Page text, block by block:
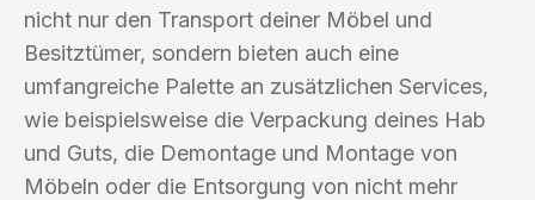
nicht nur den Transport deiner Möbel und
Besitztümer, sondern bieten auch eine
umfangreiche Palette an zusätzlichen Services,
wie beispielsweise die Verpackung deines Hab
und Guts, die Demontage und Montage von
Möbeln oder die Entsorgung von nicht mehr